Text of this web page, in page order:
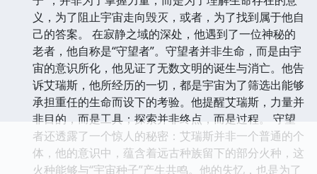
义，为了阻止宇宙走向毁灭，或者，为了找到属于他自
己的答案。 在寂静之域的深处，他遇到了一位神秘的
老者，他自称是“守望者”。守望者并非生命，而是由宇
宙的意识所化，他见证了无数文明的诞生与消亡。他告
诉艾瑞斯，他所经历的一切，都是宇宙为了筛选出能够
承担重任的生命而设下的考验。他提醒艾瑞斯，力量并
非目的，而是工具；探索并非终点，而是过程。 守望
者还透露了一个惊人的秘密：艾瑞斯并非一个普通的个
体，他的意识中，蕴含着远古种族留下的部分火种，这
火种能够与“宇宙种子”产生共鸣。他的失忆，也是为了